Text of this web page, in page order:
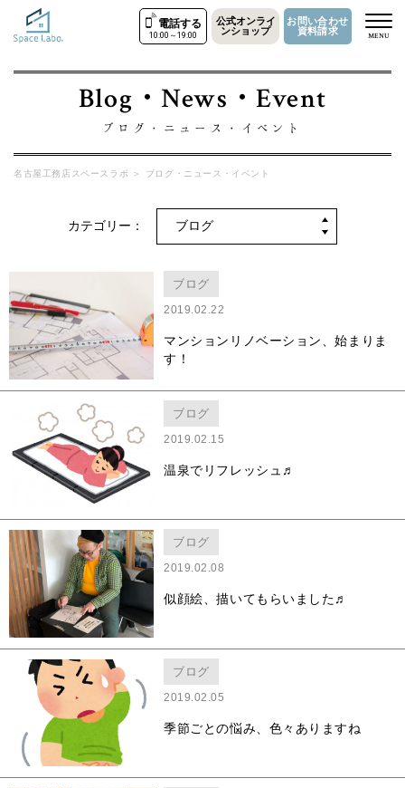
電話する
10:00～19:00
公式オンライ
ンショップ
お問い合わせ
資料請求
MENU
Blog・News・Event
ブログ・ニュース・イベント
名古屋工務店スペースラボ ＞ ブログ・ニュース・イベント
カテゴリー：
ブログ
2019.02.22
マンションリノベーション、始まりま
す！
ブログ
2019.02.15
温泉でリフレッシュ♬
ブログ
2019.02.08
似顔絵、描いてもらいました♬
ブログ
2019.02.05
季節ごとの悩み、色々ありますね